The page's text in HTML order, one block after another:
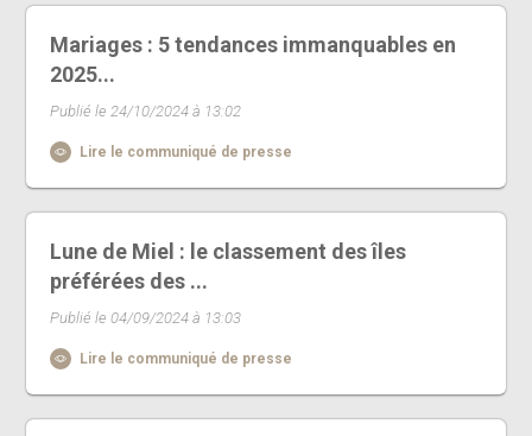
Mariages : 5 tendances immanquables en
2025...
Publié le 24/10/2024 à 13:02
Lire le communiqué de presse
Lune de Miel : le classement des îles
préférées des ...
Publié le 04/09/2024 à 13:03
Lire le communiqué de presse